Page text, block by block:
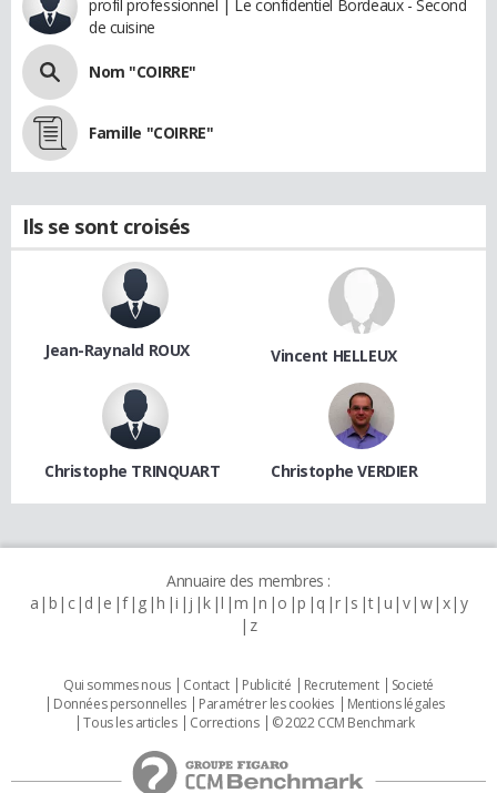
profil professionnel | Le confidentiel Bordeaux - Second
de cuisine
Nom "COIRRE"
Famille "COIRRE"
Ils se sont croisés
Jean-Raynald ROUX Vincent HELLEUX
Christophe TRINQUART Christophe VERDIER
Annuaire des membres :
a b c d e f g h i j k l m n o p q r s t u v w x y
z
Qui sommes nous Contact Publicité Recrutement
Societé
Données personnelles
Paramétrer les cookies
Mentions légales
Tous les articles
Corrections © 2022 CCM Benchmark